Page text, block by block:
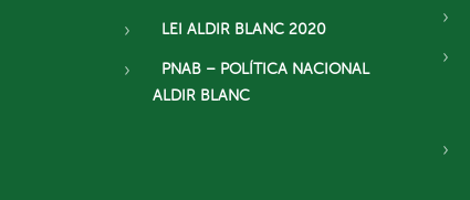
LEI ALDIR BLANC 2020
PNAB – POLÍTICA NACIONAL
ALDIR BLANC